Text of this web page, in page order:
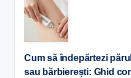
Cum să îndepărtezi
sau bărbierești: Ghid